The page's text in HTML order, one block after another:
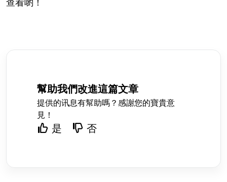
幫助我們改進這篇文章
提供的讯息有幫助嗎？感謝您的寶貴意
見！
是 否